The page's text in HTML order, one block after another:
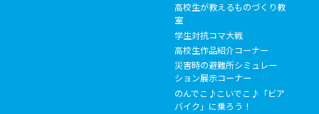
高校生が教えるものづくり教
室
学生対抗コマ大戦
高校生作品紹介コーナー
災害時の避難所シミュレー
ション展示コーナー
のんでこ♪こいでこ♪「ビア
バイク」に乗ろう！